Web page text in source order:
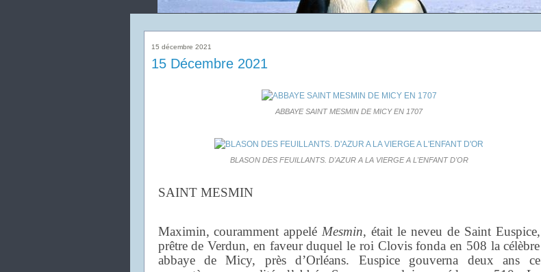
15 décembre 2021
15 Décembre 2021
ABBAYE SAINT MESMIN DE MICY EN 1707
BLASON DES FEUILLANTS. D'AZUR A LA VIERGE A L'ENFANT D'OR
SAINT MESMIN
Maximin, couramment appelé Mesmin, était le neveu de Saint Euspice,
prêtre de Verdun, en faveur duquel le roi Clovis fonda en 508 la célèbre
abbaye de Micy, près d’Orléans. Euspice gouverna deux ans ce